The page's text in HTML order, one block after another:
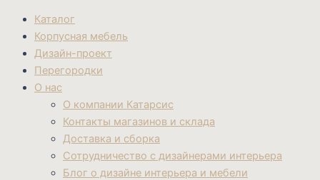
Каталог
Корпусная мебель
Дизайн-проект
Перегородки
О нас
О компании Катарсис
Контакты магазинов и склада
Доставка и сборка
Сотрудничество с дизайнерами интерьера
Блог о дизайне интерьера и мебели